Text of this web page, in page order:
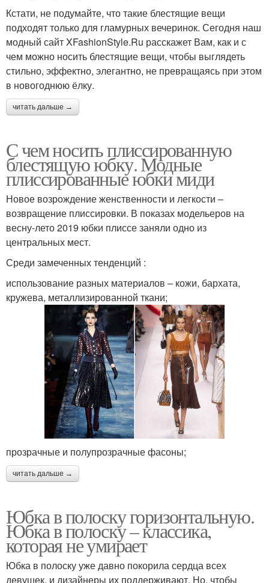
Кстати, не подумайте, что такие блестящие вещи
подходят только для гламурных вечеринок. Сегодня наш
модный сайт XFashionStyle.Ru расскажет Вам, как и с
чем можно носить блестящие вещи, чтобы выглядеть
стильно, эффектно, элегантно, не превращаясь при этом
в новогоднюю ёлку.
читать дальше →
С чем носить плиссированную
блестящую юбку. Модные
плиссированные юбки миди
Новое возрождение женственности и легкости –
возвращение плиссировки. В показах модельеров на
весну-лето 2019 юбки плиссе заняли одно из
центральных мест.
Среди замеченных тенденций :
использование разных материалов – кожи, бархата,
кружева, металлизированной ткани;
прозрачные и полупрозрачные фасоны;
читать дальше →
Юбка в полоску горизонтальную.
Юбка в полоску – классика,
которая не умирает
Юбка в полоску уже давно покорила сердца всех
девушек, и дизайнеры их поддерживают. Но, чтобы